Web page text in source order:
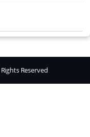
Reserved